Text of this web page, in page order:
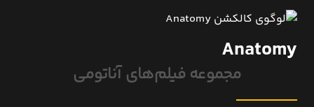
Anatomy
مجموعه فیلم‌های آناتومی